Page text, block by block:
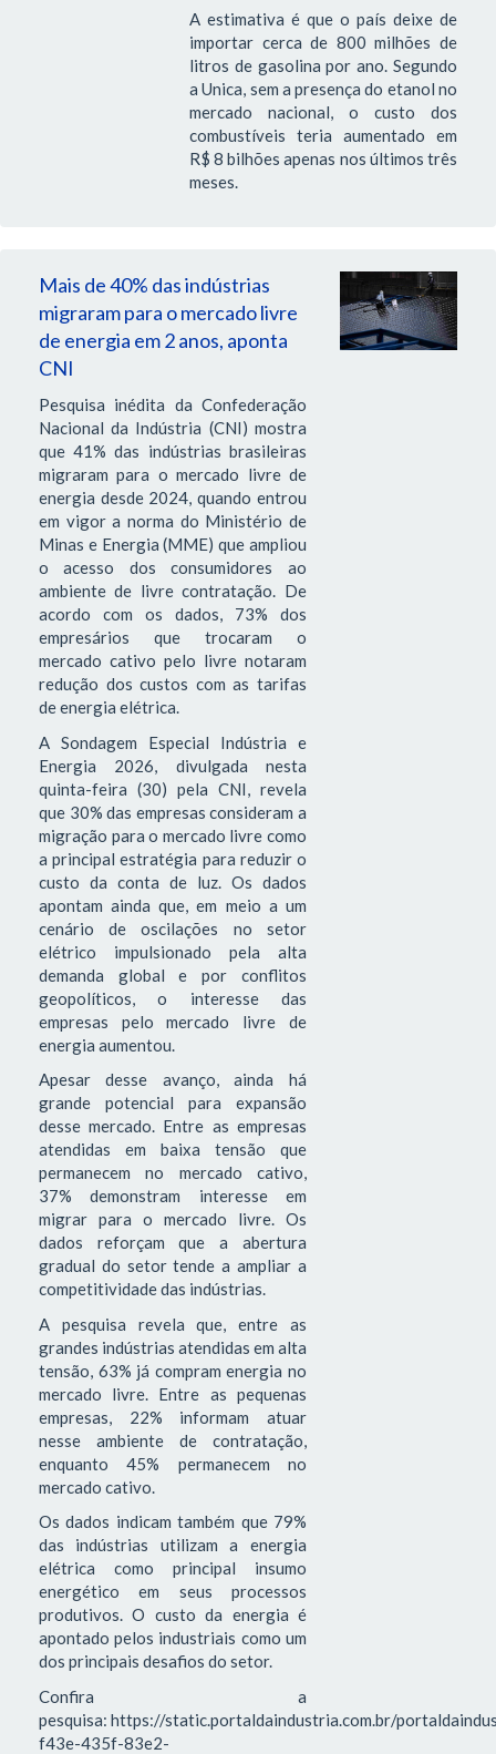
A estimativa é que o país deixe de
importar cerca de 800 milhões de
litros de gasolina por ano. Segundo
a Unica, sem a presença do etanol no
mercado nacional, o custo dos
combustíveis teria aumentado em
R$ 8 bilhões apenas nos últimos três
meses.
Mais de 40% das indústrias
migraram para o mercado livre
de energia em 2 anos, aponta
CNI
Pesquisa inédita da Confederação
Nacional da Indústria (CNI) mostra
que 41% das indústrias brasileiras
migraram para o mercado livre de
energia desde 2024, quando entrou
em vigor a norma do Ministério de
Minas e Energia (MME) que ampliou
o acesso dos consumidores ao
ambiente de livre contratação. De
acordo com os dados, 73% dos
empresários que trocaram o
mercado cativo pelo livre notaram
redução dos custos com as tarifas
de energia elétrica.
A Sondagem Especial Indústria e
Energia 2026, divulgada nesta
quinta-feira (30) pela CNI, revela
que 30% das empresas consideram a
migração para o mercado livre como
a principal estratégia para reduzir o
custo da conta de luz. Os dados
apontam ainda que, em meio a um
cenário de oscilações no setor
elétrico impulsionado pela alta
demanda global e por conflitos
geopolíticos, o interesse das
empresas pelo mercado livre de
energia aumentou.
Apesar desse avanço, ainda há
grande potencial para expansão
desse mercado. Entre as empresas
atendidas em baixa tensão que
permanecem no mercado cativo,
37% demonstram interesse em
migrar para o mercado livre. Os
dados reforçam que a abertura
gradual do setor tende a ampliar a
competitividade das indústrias.
A pesquisa revela que, entre as
grandes indústrias atendidas em alta
tensão, 63% já compram energia no
mercado livre. Entre as pequenas
empresas, 22% informam atuar
nesse ambiente de contratação,
enquanto 45% permanecem no
mercado cativo.
Os dados indicam também que 79%
das indústrias utilizam a energia
elétrica como principal insumo
energético em seus processos
produtivos. O custo da energia é
apontado pelos industriais como um
dos principais desafios do setor.
Confira a
pesquisa: https://static.portaldaindustria.com.br/
f43e-435f-83e2-